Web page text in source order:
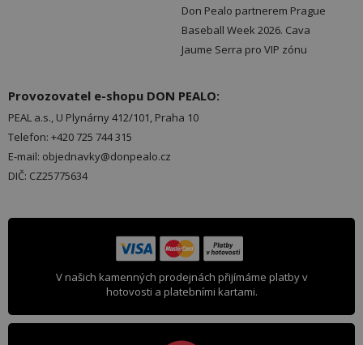
Don Pealo partnerem Prague
Baseball Week 2026. Cava
Jaume Serra pro VIP zónu
Provozovatel e-shopu DON PEALO:
PEAL a.s., U Plynárny 412/101, Praha 10
Telefon: +420 725 744 315
E-mail: objednavky@donpealo.cz
DIČ: CZ25775634
V našich kamenných prodejnách přijímáme platby v
hotovosti a platebními kartami.